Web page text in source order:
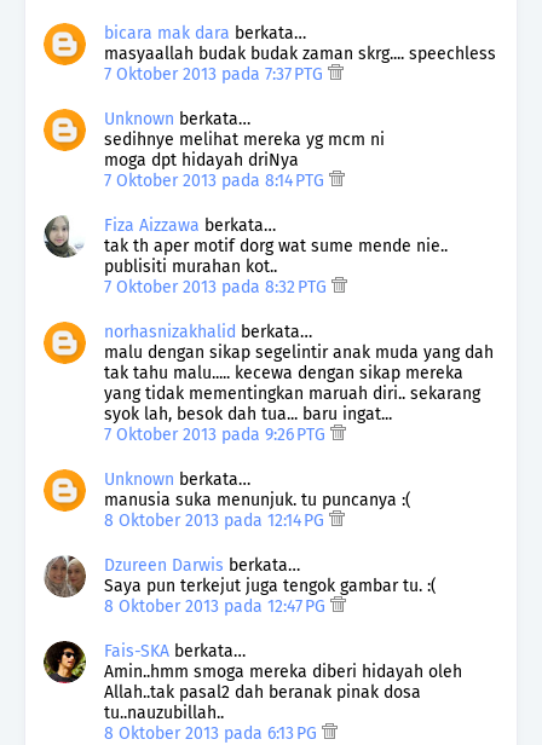
bicara mak dara berkata…
masyaallah budak budak zaman skrg.... speechless
7 Oktober 2013 pada 7:37 PTG
Unknown berkata…
sedihnye melihat mereka yg mcm ni
moga dpt hidayah driNya
7 Oktober 2013 pada 8:14 PTG
Fiza Aizzawa berkata…
tak th aper motif dorg wat sume mende nie..
publisiti murahan kot..
7 Oktober 2013 pada 8:32 PTG
norhasnizakhalid berkata…
malu dengan sikap segelintir anak muda yang dah
tak tahu malu..... kecewa dengan sikap mereka
yang tidak mementingkan maruah diri.. sekarang
syok lah, besok dah tua... baru ingat...
7 Oktober 2013 pada 9:26 PTG
Unknown berkata…
manusia suka menunjuk. tu puncanya :(
8 Oktober 2013 pada 12:14 PG
Dzureen Darwis berkata…
Saya pun terkejut juga tengok gambar tu. :(
8 Oktober 2013 pada 12:47 PG
Fais-SKA berkata…
Amin..hmm smoga mereka diberi hidayah oleh
Allah..tak pasal2 dah beranak pinak dosa
tu..nauzubillah..
8 Oktober 2013 pada 6:13 PG